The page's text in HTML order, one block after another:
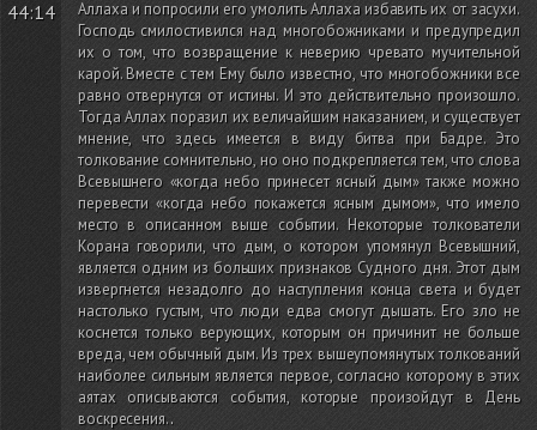
44:14
Аллаха и попросили его умолить Аллаха избавить их от засухи.
Господь смилостивился над многобожниками и предупредил
их о том, что возвращение к неверию чревато мучительной
карой. Вместе с тем Ему было известно, что многобожники все
равно отвернутся от истины. И это действительно произошло.
Тогда Аллах поразил их величайшим наказанием, и существует
мнение, что здесь имеется в виду битва при Бадре. Это
толкование сомнительно, но оно подкрепляется тем, что слова
Всевышнего «когда небо принесет ясный дым» также можно
перевести «когда небо покажется ясным дымом», что имело
место в описанном выше событии. Некоторые толкователи
Корана говорили, что дым, о котором упомянул Всевышний,
является одним из больших признаков Судного дня. Этот дым
извергнется незадолго до наступления конца света и будет
настолько густым, что люди едва смогут дышать. Его зло не
коснется только верующих, которым он причинит не больше
вреда, чем обычный дым. Из трех вышеупомянутых толкований
наиболее сильным является первое, согласно которому в этих
аятах описываются события, которые произойдут в День
воскресения..